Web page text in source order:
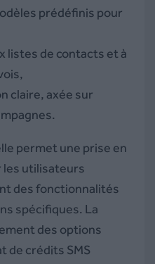
prédéfinis pour
listes de contacts et à
claire, axée sur
permet une prise en
les utilisateurs
des fonctionnalités
spécifiques. La
des options
de crédits SMS